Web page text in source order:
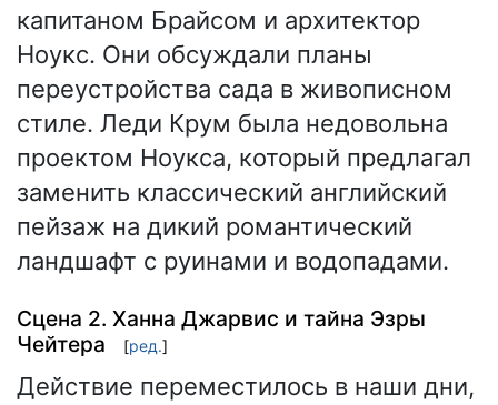
капитаном Брайсом и архитектор
Ноукс. Они обсуждали планы
переустройства сада в живописном
стиле. Леди Крум была недовольна
проектом Ноукса, который предлагал
заменить классический английский
пейзаж на дикий романтический
ландшафт с руинами и водопадами.
Сцена 2. Ханна Джарвис и тайна Эзры
Чейтера
[ред.]
Действие переместилось в наши дни,